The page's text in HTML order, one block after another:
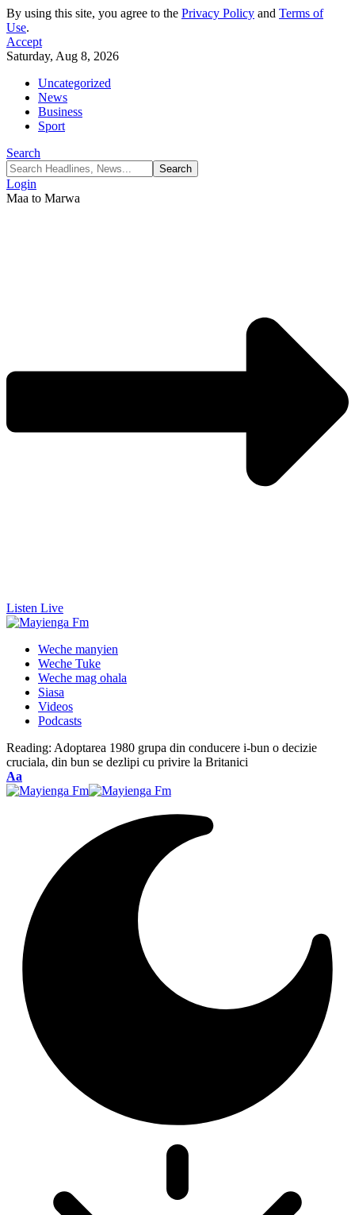
By using this site, you agree to the Privacy Policy and Terms of
Use.
Accept
Saturday, Aug 8, 2026
Uncategorized
News
Business
Sport
Search
Login
Maa to Marwa
Listen Live
Weche manyien
Weche Tuke
Weche mag ohala
Siasa
Videos
Podcasts
Reading: Adoptarea 1980 grupa din conducere i-bun o decizie
cruciala, din bun se dezlipi cu privire la Britanici
Font
Resizer
Aa